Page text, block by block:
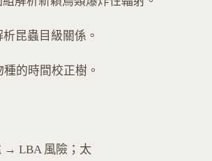
昆蟲目級關係。
種的時間校正樹。
→ LBA 風險；太